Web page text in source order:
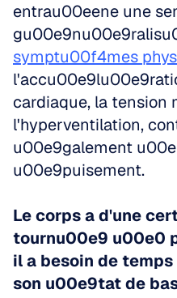
entrau00eene une
symptu00f4mes
cardiaque, la tension
l'hyperventilation,
u00e9galement
u00e9puisement.
Le corps a d'une
tournu00e9 u00e0
il a besoin de
son u00e9tat de